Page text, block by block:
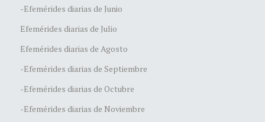
-Efemérides diarias de Junio
Efemérides diarias de Julio
Efemérides diarias de Agosto
-Efemérides diarias de Septiembre
-Efemérides diarias de Octubre
-Efemérides diarias de Noviembre